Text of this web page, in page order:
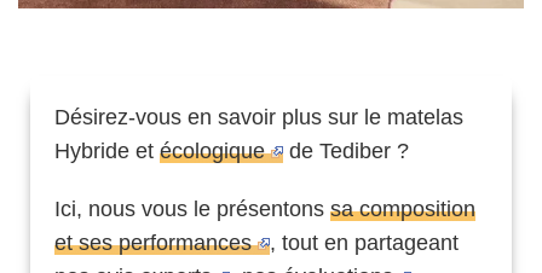
Désirez-vous en savoir plus sur le matelas
Hybride et écologique de Tediber ?
Ici, nous vous le présentons sa composition
et ses performances
, tout en partageant